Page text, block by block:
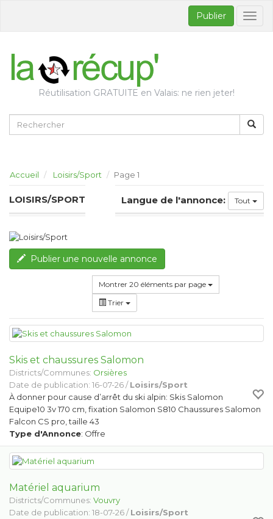
Publier
Réutilisation GRATUITE en Valais: ne rien jeter!
Accueil Loisirs/Sport Page 1
LOISIRS/SPORT Langue de l'annonce: Tout
Publier une nouvelle annonce
Montrer 20 éléments par page
Trier
Skis et chaussures Salomon
Districts/Communes: Orsières
Date de publication: 16-07-26 /Loisirs/Sport
À donner pour cause d’arrêt du ski alpin: Skis Salomon
Equipe10 3v 170 cm, fixation Salomon S810 Chaussures Salomon
Falcon CS pro, taille 43
Type d'Annonce: Offre
Matériel aquarium
Districts/Communes: Vouvry
Date de publication: 18-07-26 /Loisirs/Sport